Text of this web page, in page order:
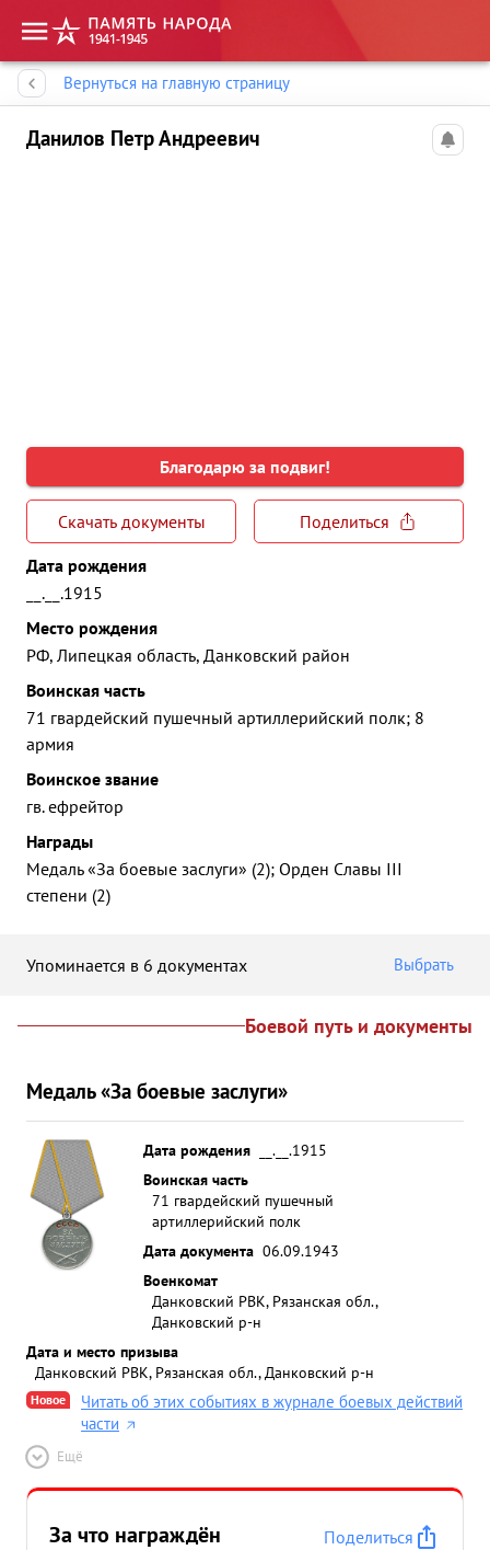
Вернуться на главную страницу
Данилов Петр Андреевич
Благодарю за подвиг!
Скачать документы
Поделиться
Дата рождения
__.__.1915
Место рождения
РФ, Липецкая область, Данковский район
Воинская часть
71 гвардейский пушечный артиллерийский полк; 8
армия
Воинское звание
гв. ефрейтор
Награды
Медаль «За боевые заслуги» (2); Орден Славы III
степени (2)
Упоминается в 6 документах Выбрать
Боевой путь и документы
Медаль «За боевые заслуги»
Дата рождения
__.__.1915
Воинская часть
71 гвардейский пушечный
артиллерийский полк
Дата документа 06.09.1943
Военкомат
Данковский РВК, Рязанская обл.,
Данковский р-н
Дата и место призыва
Данковский РВК, Рязанская обл., Данковский р-н
Новое
Читать об этих событиях в журнале боевых действий
части
Ещё
За что награждён
Поделиться
Память народа